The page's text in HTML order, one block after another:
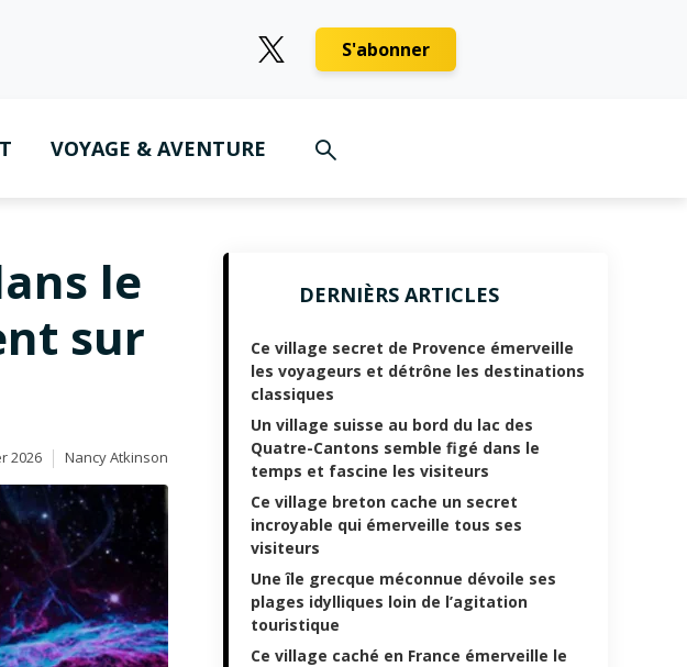
S'abonner
VOYAGE & AVENTURE
le
sur
2026 Nancy Atkinson
DERNIÈRS ARTICLES
Ce village secret de Provence émerveille
les voyageurs et détrône les destinations
classiques
Un village suisse au bord du lac des
Quatre-Cantons semble figé dans le
temps et fascine les visiteurs
Ce village breton cache un secret
incroyable qui émerveille tous ses
visiteurs
Une île grecque méconnue dévoile ses
plages idylliques loin de l’agitation
touristique
Ce village caché en France émerveille le